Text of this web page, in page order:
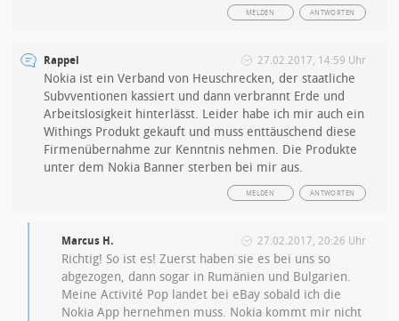
ANTWORTEN
MELDEN
Rappel 27.02.2017, 14:59 Uhr
Nokia ist ein Verband von Heuschrecken, der staatliche
Subvventionen kassiert und dann verbrannt Erde und
Arbeitslosigkeit hinterlässt. Leider habe ich mir auch ein
Withings Produkt gekauft und muss enttäuschend diese
Firmenübernahme zur Kenntnis nehmen. Die Produkte
unter dem Nokia Banner sterben bei mir aus.
ANTWORTEN
MELDEN
Marcus H. 27.02.2017, 20:26 Uhr
Richtig! So ist es! Zuerst haben sie es bei uns so
abgezogen, dann sogar in Rumänien und Bulgarien.
Meine Activité Pop landet bei eBay sobald ich die
Nokia App hernehmen muss. Nokia kommt mir nicht